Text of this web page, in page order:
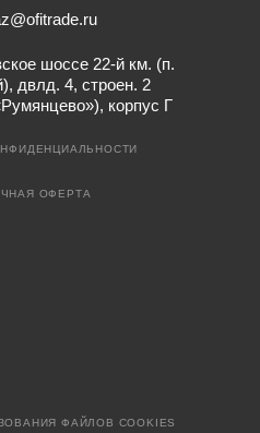
шоссе 22-й км. (п.
двлд. 4, строен. 2
корпус Г
ОФЕРТА
ФАЙЛОВ COOKIES